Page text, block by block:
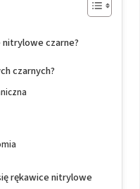
czarne?
czarnych?
rękawice nitrylowe